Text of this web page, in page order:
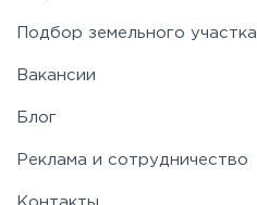
Подбор земельного участка
Вакансии
Блог
Реклама и сотрудничество